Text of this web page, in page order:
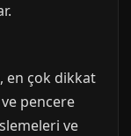
en çok dikkat
pencere
ve